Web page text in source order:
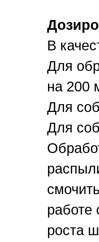
В
Для
на 200
Для
Для
работе
роста